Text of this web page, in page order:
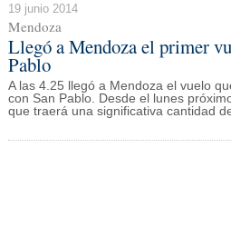
19 junio 2014
Mendoza
Llegó a Mendoza el primer
Pablo
A las 4.25 llegó a Mendoza el vuelo
con San Pablo. Desde el lunes
que traerá una significativa cantidad